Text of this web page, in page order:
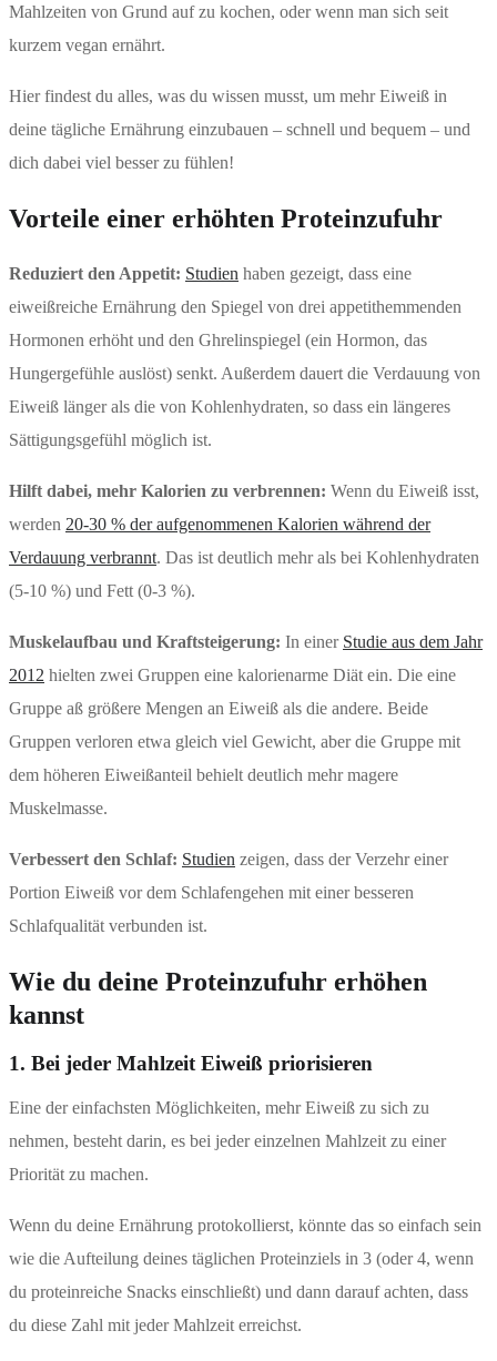
Mahlzeiten von Grund auf zu kochen, oder wenn man sich seit
kurzem vegan ernährt.
Hier findest du alles, was du wissen musst, um mehr Eiweiß in
deine tägliche Ernährung einzubauen – schnell und bequem – und
dich dabei viel besser zu fühlen!
Vorteile einer erhöhten Proteinzufuhr
Reduziert den Appetit: Studien haben gezeigt, dass eine
eiweißreiche Ernährung den Spiegel von drei appetithemmenden
Hormonen erhöht und den Ghrelinspiegel (ein Hormon, das
Hungergefühle auslöst) senkt. Außerdem dauert die Verdauung von
Eiweiß länger als die von Kohlenhydraten, so dass ein längeres
Sättigungsgefühl möglich ist.
Hilft dabei, mehr Kalorien zu verbrennen: Wenn du Eiweiß isst,
werden 20-30 % der aufgenommenen Kalorien während der
Verdauung verbrannt. Das ist deutlich mehr als bei Kohlenhydraten
(5-10 %) und Fett (0-3 %).
Muskelaufbau und Kraftsteigerung: In einer Studie aus dem Jahr
2012 hielten zwei Gruppen eine kalorienarme Diät ein. Die eine
Gruppe aß größere Mengen an Eiweiß als die andere. Beide
Gruppen verloren etwa gleich viel Gewicht, aber die Gruppe mit
dem höheren Eiweißanteil behielt deutlich mehr magere
Muskelmasse.
Verbessert den Schlaf: Studien zeigen, dass der Verzehr einer
Portion Eiweiß vor dem Schlafengehen mit einer besseren
Schlafqualität verbunden ist.
Wie du deine Proteinzufuhr erhöhen
kannst
1. Bei jeder Mahlzeit Eiweiß priorisieren
Eine der einfachsten Möglichkeiten, mehr Eiweiß zu sich zu
nehmen, besteht darin, es bei jeder einzelnen Mahlzeit zu einer
Priorität zu machen.
Wenn du deine Ernährung protokollierst, könnte das so einfach sein
wie die Aufteilung deines täglichen Proteinziels in 3 (oder 4, wenn
du proteinreiche Snacks einschließt) und dann darauf achten, dass
du diese Zahl mit jeder Mahlzeit erreichst.